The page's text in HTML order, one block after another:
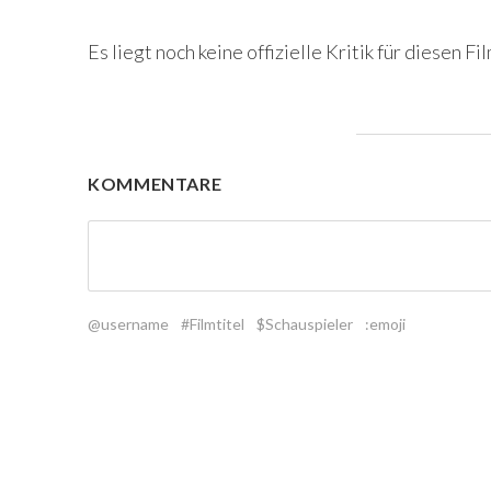
Es liegt noch keine offizielle Kritik für diesen
KOMMENTARE
@username #Filmtitel $Schauspieler :emoji